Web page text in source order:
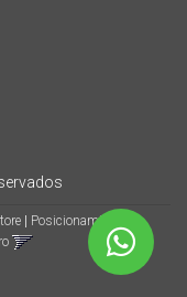
Posicionamiento en